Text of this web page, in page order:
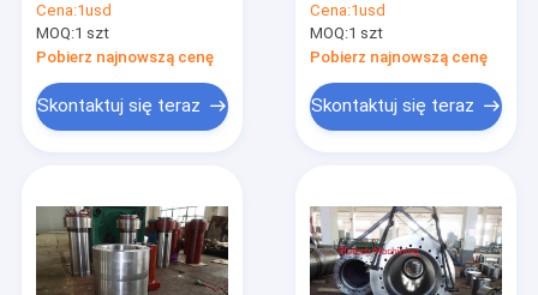
zamówienie, siłowniki
dwustronnego
działania i
jednostronnego
działania
Cena:1usd
MOQ:1 szt
Pobierz najnowszą cenę
Skontaktuj się teraz
działania wykonane
na zamówienie do
hydraulicznej prasy
do zagęszczania
Cena:1usd
MOQ:1 szt
Pobierz najnowszą cenę
Skontaktuj się teraz